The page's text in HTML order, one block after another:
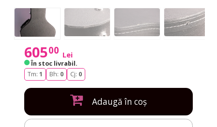
60500 Lei
În stoc livrabil.
Tm: 1 Bh: 0 Cj: 0
Adaugă în coș